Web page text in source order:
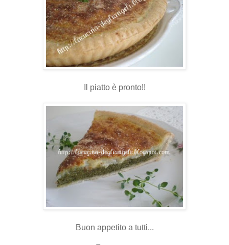
Il piatto è pronto!!
Buon appetito a tutti...